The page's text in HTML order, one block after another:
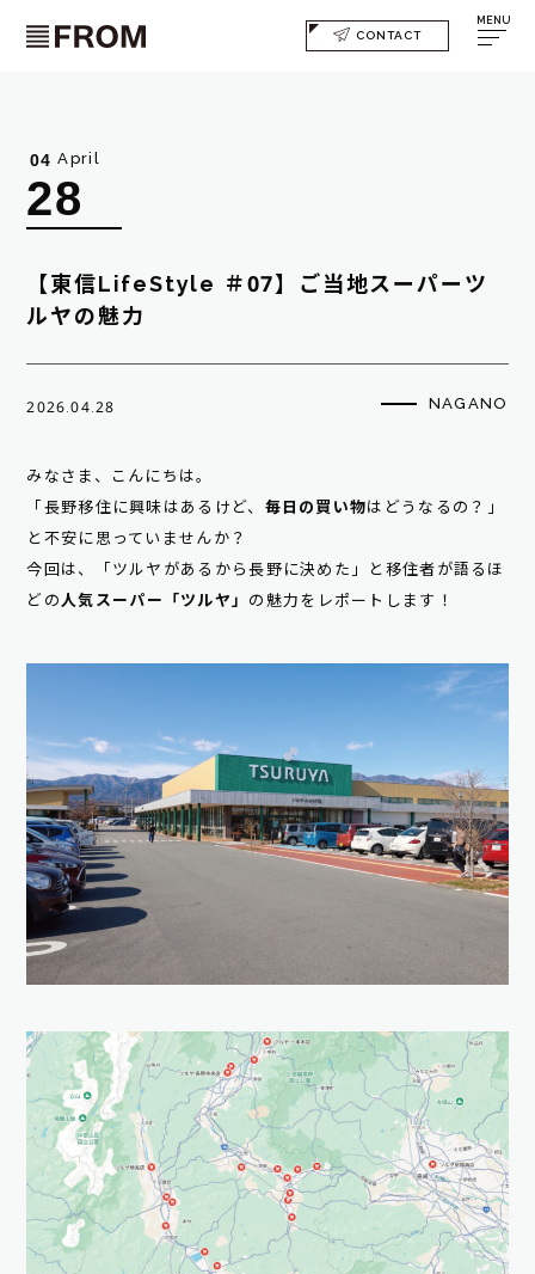
CONTACT
MENU
04 April
28
【東信LifeStyle ＃07】ご当地スーパーツ
ルヤの魅力
2026.04.28 NAGANO
みなさま、こんにちは。
「長野移住に興味はあるけど、 毎日の買い物はどうなるの？」
と不安に思っていませんか？
今回は、「ツルヤがあるから長野に決めた」と移住者が語るほ
どの人気スーパー「ツルヤ」 の魅力をレポートします！